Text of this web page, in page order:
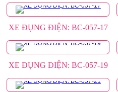
XE ĐỤNG ĐIỆN: BC-057-17
XE ĐỤNG ĐIỆN: BC-057-19